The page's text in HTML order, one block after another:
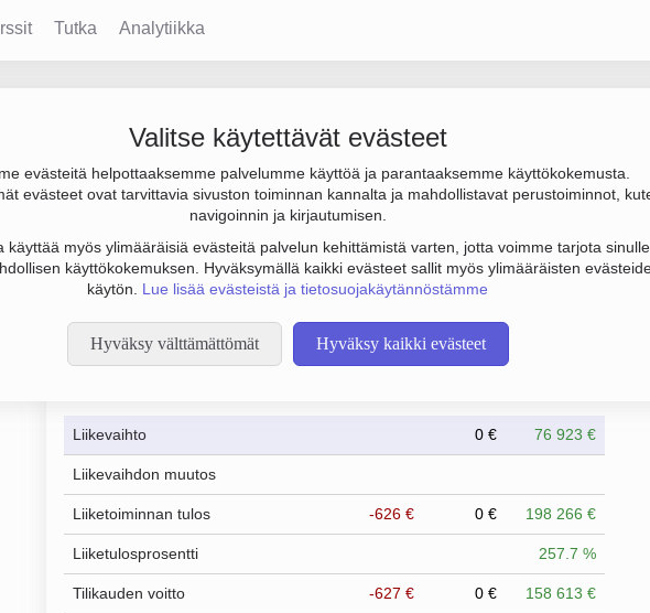
Tutka Analytiikka
Valitse käytettävät evästeet
evästeitä helpottaaksemme palvelumme käyttöä ja parantaaksemme käyttökokemusta.
evästeet ovat tarvittavia sivuston toiminnan kannalta ja mahdollistavat perustoiminnot,
navigoinnin ja kirjautumisen.
käyttää myös ylimääräisiä evästeitä palvelun kehittämistä varten, jotta voimme tarjota sinulle
käyttökokemuksen. Hyväksymällä kaikki evästeet sallit myös ylimääräisten
käytön. Lue lisää evästeistä ja tietosuojakäytännöstämme
Hyväksy välttämättömät Hyväksy kaikki evästeet
Harapansalo
77 000 € ja tulos 198 000 €. Sen päätoimiala on Muu kiinteistöjen vuokraus ja
Osakeyhtiö (OY).
Taloustiedot
Liikevaihto 0 € 76 923 €
Liikevaihdon muutos
Liiketoiminnan tulos -626 € 0 € 198 266 €
Liiketulosprosentti 257.7 %
Tilikauden voitto -627 € 0 € 158 613 €